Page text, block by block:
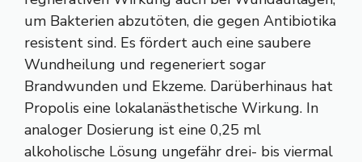
um Bakterien abzutöten, die gegen Antibiotika
resistent sind. Es fördert auch eine saubere
Wundheilung und regeneriert sogar
Brandwunden und Ekzeme. Darüberhinaus hat
Propolis eine lokalanästhetische Wirkung. In
analoger Dosierung ist eine 0,25 ml
alkoholische Lösung ungefähr drei- bis viermal